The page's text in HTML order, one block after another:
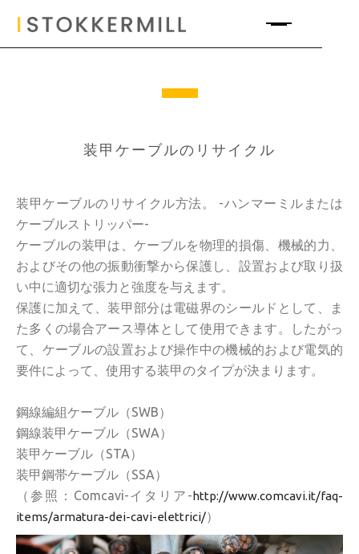
装甲ケーブルのリサイクル
装甲ケーブルのリサイクル方法。 -ハンマーミルまたは
ケーブルストリッパー-
ケーブルの装甲は、ケーブルを物理的損傷、機械的力、
およびその他の振動衝撃から保護し、設置および取り扱
い中に適切な張力と強度を与えます。
保護に加えて、装甲部分は電磁界のシールドとして、ま
た多くの場合アース導体として使用できます。したがっ
て、ケーブルの設置および操作中の機械的および電気的
要件によって、使用する装甲のタイプが決まります。
鋼線編組ケーブル（SWB）
鋼線装甲ケーブル（SWA）
装甲ケーブル（STA）
装甲鋼帯ケーブル（SSA）
（参照：Comcavi-イタリア-http://www.comcavi.it/faq-
items/armatura-dei-cavi-elettrici/）